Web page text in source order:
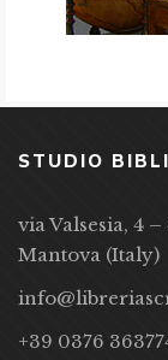
STUDIO
via Valsesia, 4 –
Mantova (Italy)
+39 0376